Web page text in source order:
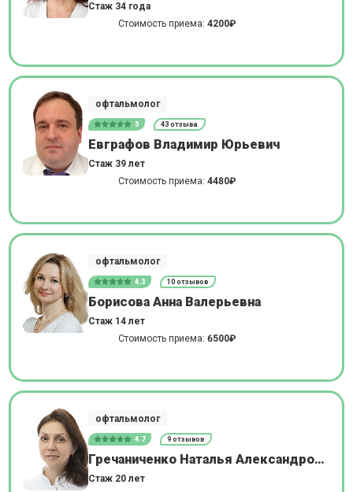
Стаж 34 года
Стоимость приема: 4200₽
офтальмолог
5 43 отзыва
Евграфов Владимир Юрьевич
Стаж 39 лет
Стоимость приема: 4480₽
офтальмолог
4.3 10 отзывов
Борисова Анна Валерьевна
Стаж 14 лет
Стоимость приема: 6500₽
офтальмолог
4.7 9 отзывов
Гречаниченко Наталья Александровна
Стаж 20 лет